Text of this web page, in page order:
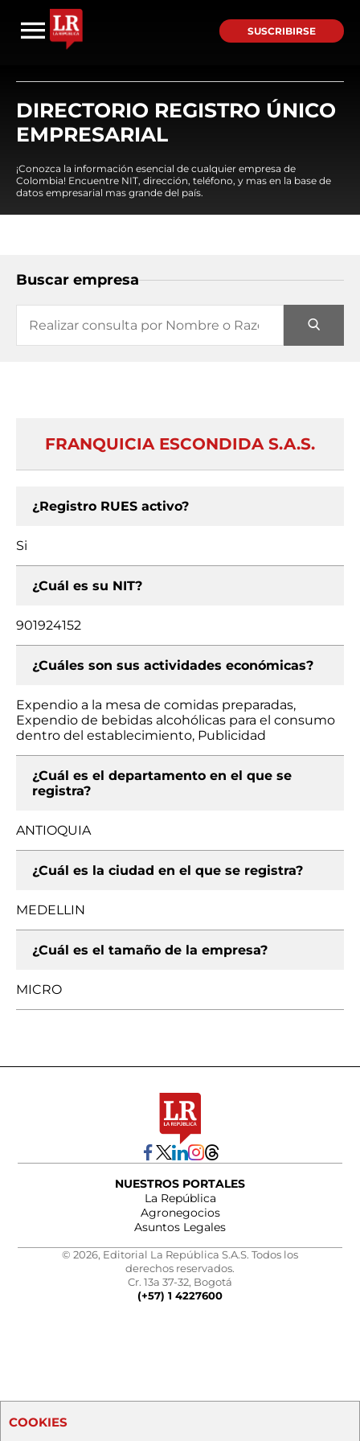
SUSCRIBIRSE
DIRECTORIO REGISTRO ÚNICO
EMPRESARIAL
¡Conozca la información esencial de cualquier empresa de
Colombia! Encuentre NIT, dirección, teléfono, y mas en la base de
datos empresarial mas grande del país.
Buscar empresa
FRANQUICIA ESCONDIDA S.A.S.
¿Registro RUES activo?
Si
¿Cuál es su NIT?
901924152
¿Cuáles son sus actividades económicas?
Expendio a la mesa de comidas preparadas,
Expendio de bebidas alcohólicas para el consumo
dentro del establecimiento, Publicidad
¿Cuál es el departamento en el que se
registra?
ANTIOQUIA
¿Cuál es la ciudad en el que se registra?
MEDELLIN
¿Cuál es el tamaño de la empresa?
MICRO
NUESTROS PORTALES
La República
Agronegocios
Asuntos Legales
© 2026, Editorial La República S.A.S. Todos los
derechos reservados.
Cr. 13a 37-32, Bogotá
(+57) 1 4227600
COOKIES